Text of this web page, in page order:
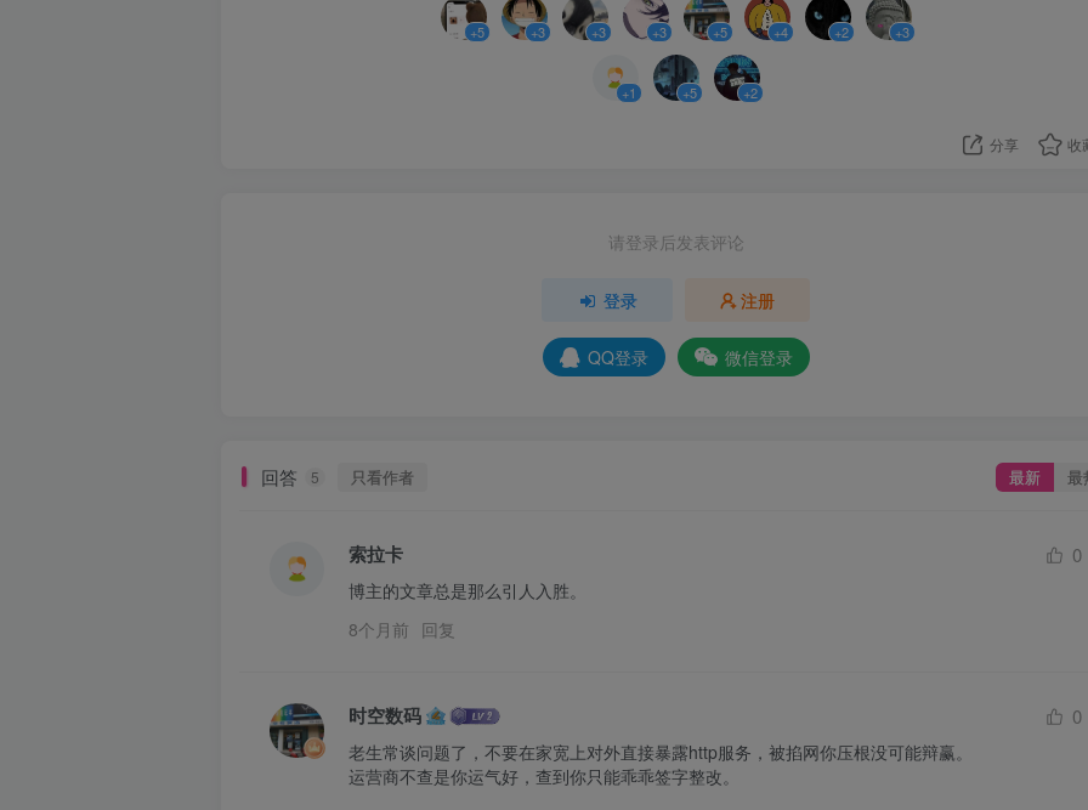
+5 +3 +3 +3 +5 +4 +2 +3
+1 +5 +2
分享 收
请登录后发表评论
登录 注册
QQ登录 微信登录
回答 5 只看作者 最新 最
索拉卡 0
博主的文章总是那么引人入胜。
8个月前 回复
时空数码 0
老生常谈问题了，不要在家宽上对外直接暴露http服务，被掐网你压根没可能辩赢。
运营商不查是你运气好，查到你只能乖乖签字整改。